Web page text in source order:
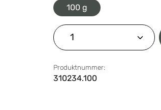
100 g
Produkt Anzahl:
Produktnummer:
310234.100